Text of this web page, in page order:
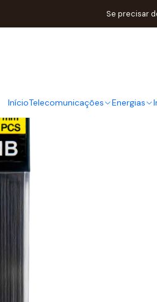
InícioTelecomunicações Energias
Se precisar
Mat Escritório&Escolar